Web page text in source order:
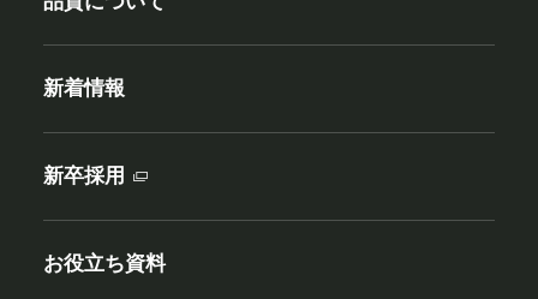
新着情報
新卒採用
お役立ち資料